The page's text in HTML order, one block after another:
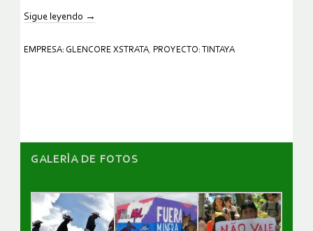
Sigue leyendo →
EMPRESA: GLENCORE XSTRATA, PROYECTO: TINTAYA
GALERÌA DE FOTOS